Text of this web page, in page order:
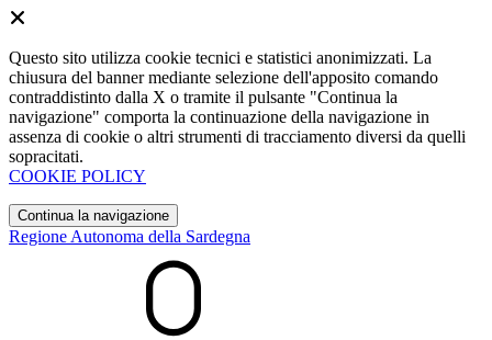
Questo sito utilizza cookie tecnici e statistici anonimizzati. La
chiusura del banner mediante selezione dell'apposito comando
contraddistinto dalla X o tramite il pulsante "Continua la
navigazione" comporta la continuazione della navigazione in
assenza di cookie o altri strumenti di tracciamento diversi da quelli
sopracitati.
COOKIE POLICY
Continua la navigazione
Regione Autonoma della Sardegna